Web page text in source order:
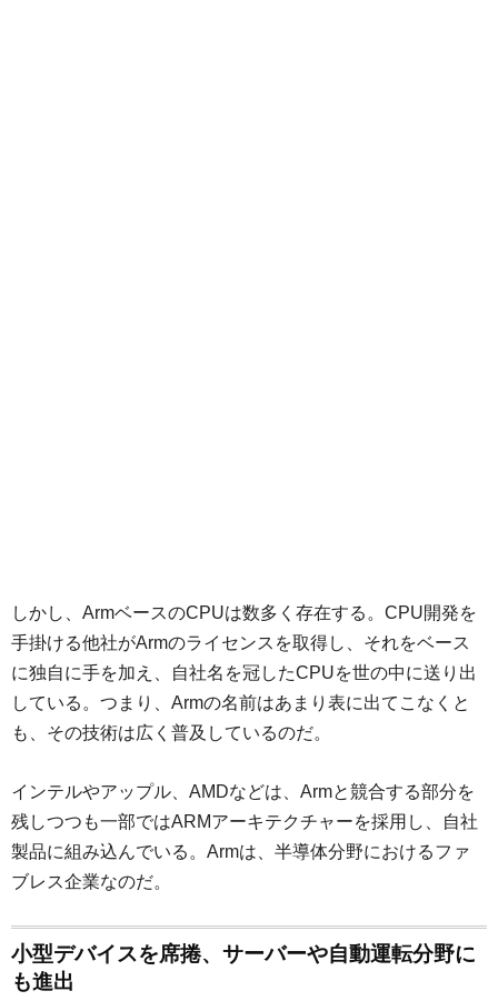
しかし、ArmベースのCPUは数多く存在する。CPU開発を
手掛ける他社がArmのライセンスを取得し、それをベース
に独自に手を加え、自社名を冠したCPUを世の中に送り出
している。つまり、Armの名前はあまり表に出てこなくと
も、その技術は広く普及しているのだ。
インテルやアップル、AMDなどは、Armと競合する部分を
残しつつも一部ではARMアーキテクチャーを採用し、自社
製品に組み込んでいる。Armは、半導体分野におけるファ
ブレス企業なのだ。
小型デバイスを席捲、サーバーや自動運転分野に
も進出